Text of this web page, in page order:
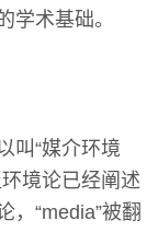
学术基础。
叫“媒介环境
境论已经阐述
，“media”被翻